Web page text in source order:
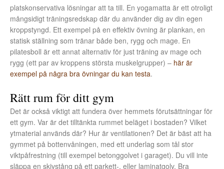
platskonservativa lösningar att ta till. En yogamatta är ett otroligt
mångsidigt träningsredskap där du använder dig av din egen
kroppstyngd. Ett exempel på en effektiv övning är plankan, en
statisk ställning som tränar både ben, rygg och mage. En
pilatesboll är ett annat alternativ för just träning av mage och
rygg (ett par av kroppens största muskelgrupper) – här är
exempel på några bra övningar du kan testa.
Rätt rum för ditt gym
Det är också viktigt att fundera över hemmets förutsättningar för
ett gym. Var är det tilltänkta rummet beläget i bostaden? Vilket
ytmaterial används där? Hur är ventilationen? Det är bäst att ha
gymmet på bottenvåningen, med ett underlag som tål stor
viktpåfrestning (till exempel betonggolvet i garaget). Du vill inte
släppa en skivstång på ett parkett-, eller laminatgolv. Bra